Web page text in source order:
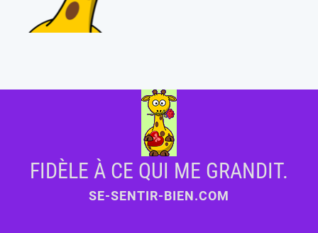
FIDÈLE À CE QUI ME GRANDIT.
SE-SENTIR-BIEN.COM